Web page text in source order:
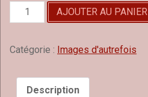
quantité
de
AJOUTER AU PANIER
Catégorie : Images d'autrefois
Description